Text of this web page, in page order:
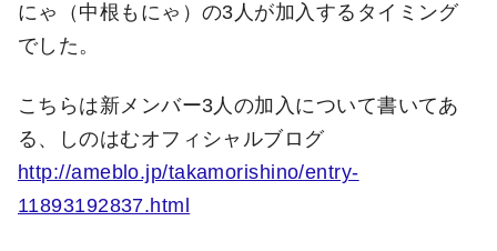
にゃ（中根もにゃ）の3人が加入するタイミング
でした。
こちらは新メンバー3人の加入について書いてあ
る、しのはむオフィシャルブログ
http://ameblo.jp/takamorishino/entry-
11893192837.html